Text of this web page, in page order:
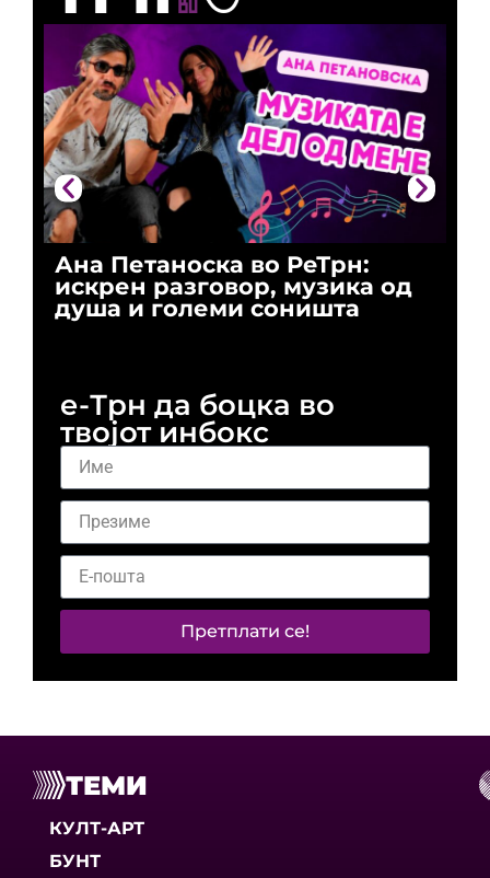
Ана Петаноска во РеТрн:
искрен разговор, музика од
душа и големи соништа
е-Трн да боцка во
твојот инбокс
Претплати се!
ТЕМИ
КУЛТ-АРТ
БУНТ